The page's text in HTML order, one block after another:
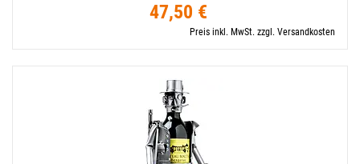
47,50 €
Preis inkl. MwSt. zzgl. Versandkosten